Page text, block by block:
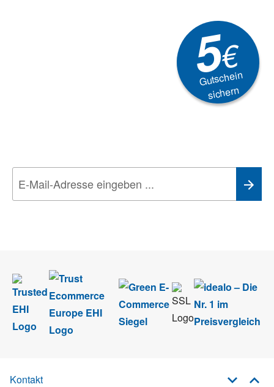
5€
Gutschein
sichern
Kontakt